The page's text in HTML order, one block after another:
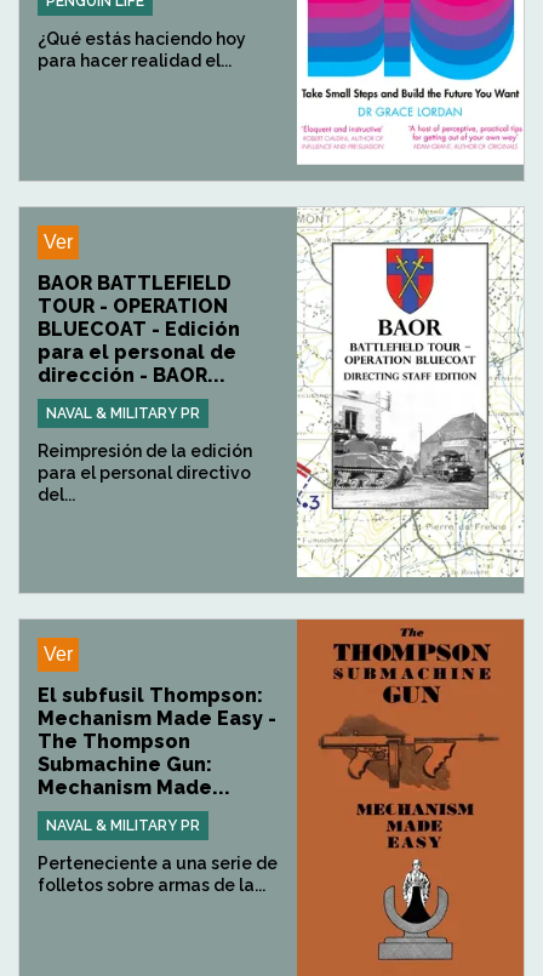
¿Qué estás haciendo hoy
para hacer realidad el...
Ver
BAOR BATTLEFIELD
TOUR - OPERATION
BLUECOAT - Edición
para el personal de
dirección - BAOR...
NAVAL & MILITARY PR
Reimpresión de la edición
para el personal directivo
del...
Ver
El subfusil Thompson:
Mechanism Made Easy -
The Thompson
Submachine Gun:
Mechanism Made...
NAVAL & MILITARY PR
Perteneciente a una serie de
folletos sobre armas de la...